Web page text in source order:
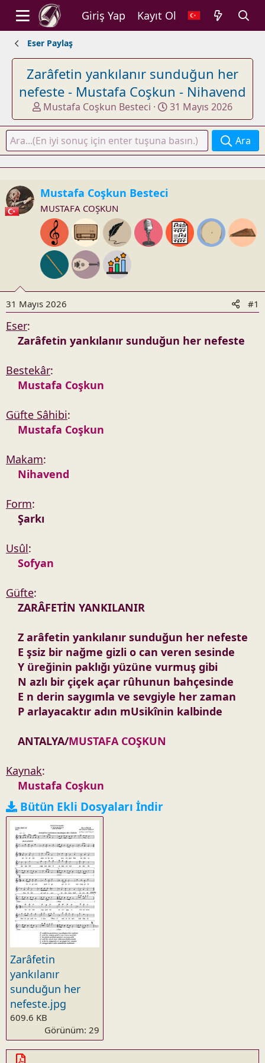
Giriş Yap Kayıt Ol
Eser Paylaş
Zarâfetin yankılanır sunduğun her
nefeste - Mustafa Coşkun - Nihavend
K
o
n
u
y
u
a
ş
l
t
n
Mustafa Coşkun Besteci
B
a
ş
l
a
n
t
a
i
31 Mayıs 2026
Ara
Mustafa Coşkun Besteci
MUSTAFA COŞKUN
31 Mayıs 2026 #1
Eser:
Zarâfetin yankılanır sunduğun her nefeste
Bestekâr:
Mustafa Coşkun
Güfte Sâhibi:
Mustafa Coşkun
Makam:
Nihavend
Form:
Şarkı
Usûl:
Sofyan
Güfte:
ZARÂFETİN YANKILANIR
Z arâfetin yankılanır sunduğun her nefeste
E şsiz bir nağme gizli o can veren sesinde
Y üreğinin paklığı yüzüne vurmuş gibi
N azlı bir çiçek açar rûhunun bahçesinde
E n derin saygımla ve sevgiyle her zaman
P arlayacaktır adın mUsikînin kalbinde
ANTALYA/MUSTAFA COŞKUN
Kaynak:
Mustafa Coşkun
Bütün Ekli Dosyaları İndir
Zarâfetin
yankılanır
sunduğun her
nefeste.jpg
609.6 KB
Görünüm: 29